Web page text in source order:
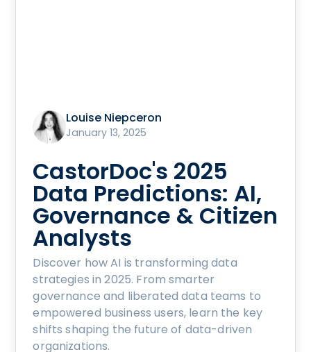
Louise Niepceron
January 13, 2025
CastorDoc's 2025
Data Predictions: AI,
Governance & Citizen
Analysts
Discover how AI is transforming data
strategies in 2025. From smarter
governance and liberated data teams to
empowered business users, learn the key
shifts shaping the future of data-driven
organizations.